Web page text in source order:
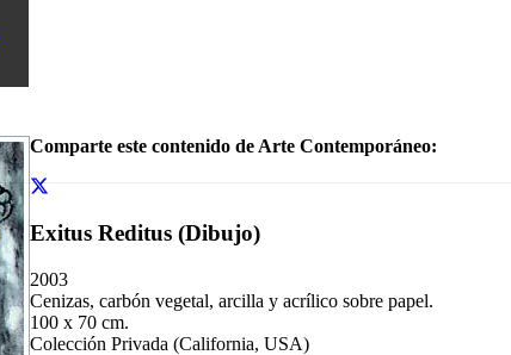
Comparte este contenido de Arte Contemporáneo:
Exitus Reditus (Dibujo)
2003
Cenizas, carbón vegetal, arcilla y acrílico sobre papel.
100 x 70 cm.
Colección Privada (California, USA)